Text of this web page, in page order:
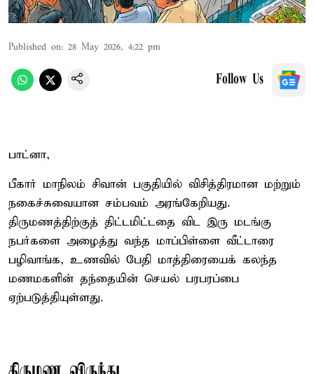
Published on: 28 May 2026, 4:22 pm
Follow Us
பாட்னா,
பீகார் மாநிலம் சிவான் பகுதியில் விசித்திரமான மற்றும்
நகைச்சுவையான சம்பவம் அரங்கேறியது.
திருமணத்திற்குத் திட்டமிட்டதை விட இரு மடங்கு
நபர்களை அழைத்து வந்த மாப்பிள்ளை வீட்டாரை
பழிவாங்க, உணவில் பேதி மாத்திரையைக் கலந்த
மணமகளின் தந்தையின் செயல் பரபரப்பை
ஏற்படுத்தியுள்ளது.